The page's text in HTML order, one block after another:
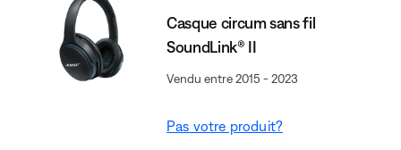
Casque circum sans fil
SoundLink® II
Vendu entre 2015 - 2023
Pas votre produit?